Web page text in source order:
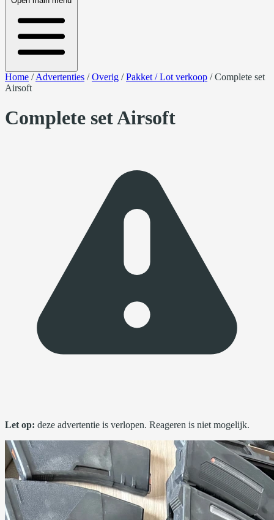
Home /Advertenties /Overig /Pakket / Lot verkoop /Complete set
Airsoft
Complete set Airsoft
Let op: deze advertentie is verlopen. Reageren is niet mogelijk.